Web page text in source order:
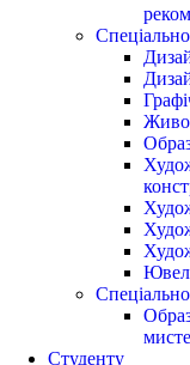
Студенту